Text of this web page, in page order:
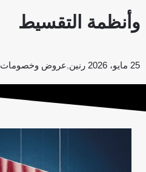
وأنظمة التقسيط
25 مايو، 2026 رنين,عروض وخصومات